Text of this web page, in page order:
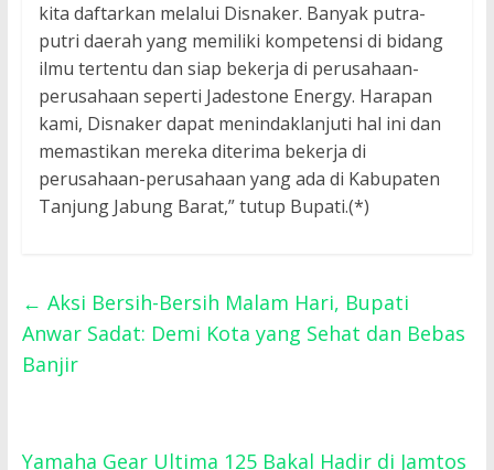
kita daftarkan melalui Disnaker. Banyak putra-
putri daerah yang memiliki kompetensi di bidang
ilmu tertentu dan siap bekerja di perusahaan-
perusahaan seperti Jadestone Energy. Harapan
kami, Disnaker dapat menindaklanjuti hal ini dan
memastikan mereka diterima bekerja di
perusahaan-perusahaan yang ada di Kabupaten
Tanjung Jabung Barat,” tutup Bupati.(*)
← Aksi Bersih-Bersih Malam Hari, Bupati
Anwar Sadat: Demi Kota yang Sehat dan Bebas
Banjir
Yamaha Gear Ultima 125 Bakal Hadir di Jamtos